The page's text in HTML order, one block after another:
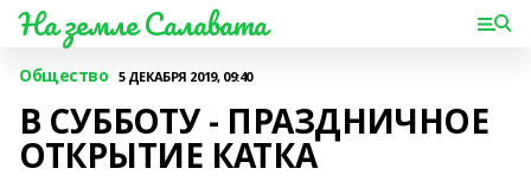
На земле Салавата
Общество 5 ДЕКАБРЯ 2019, 09:40
В СУББОТУ - ПРАЗДНИЧНОЕ
ОТКРЫТИЕ КАТКА